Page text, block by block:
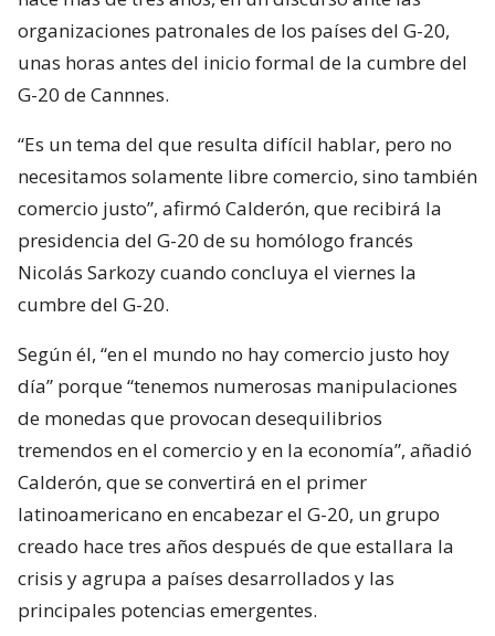
organizaciones patronales de los países del G-20,
unas horas antes del inicio formal de la cumbre del
G-20 de Cannnes.
“Es un tema del que resulta difícil hablar, pero no
necesitamos solamente libre comercio, sino también
comercio justo”, afirmó Calderón, que recibirá la
presidencia del G-20 de su homólogo francés
Nicolás Sarkozy cuando concluya el viernes la
cumbre del G-20.
Según él, “en el mundo no hay comercio justo hoy
día” porque “tenemos numerosas manipulaciones
de monedas que provocan desequilibrios
tremendos en el comercio y en la economía”, añadió
Calderón, que se convertirá en el primer
latinoamericano en encabezar el G-20, un grupo
creado hace tres años después de que estallara la
crisis y agrupa a países desarrollados y las
principales potencias emergentes.